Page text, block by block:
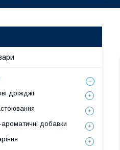
дріжджі
добавки